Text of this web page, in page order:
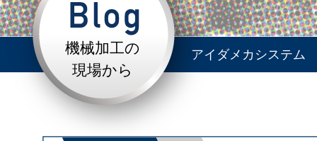
機械加工の
現場から
アイダメカシステム